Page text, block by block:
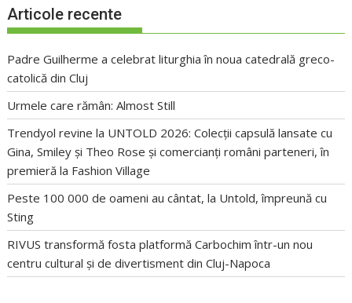
Articole recente
Padre Guilherme a celebrat liturghia în noua catedrală greco-
catolică din Cluj
Urmele care rămân: Almost Still
Trendyol revine la UNTOLD 2026: Colecții capsulă lansate cu
Gina, Smiley și Theo Rose și comercianți români parteneri, în
premieră la Fashion Village
Peste 100 000 de oameni au cântat, la Untold, împreună cu
Sting
RIVUS transformă fosta platformă Carbochim într-un nou
centru cultural și de divertisment din Cluj-Napoca